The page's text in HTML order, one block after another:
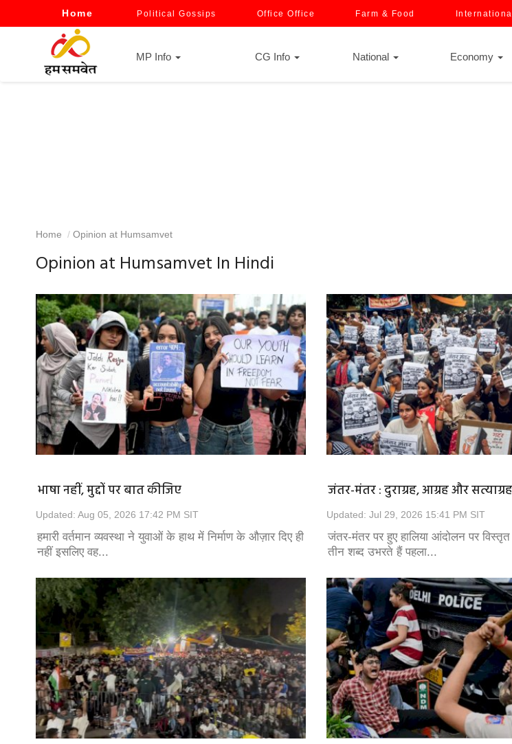
Home Political Gossips Office Office Farm & Food International
MP Info CG Info National Economy
Home Opinion at Humsamvet
Opinion at Humsamvet In Hindi
भाषा नहीं, मुद्दों पर बात कीजिए
Updated: Aug 05, 2026 17:42 PM SIT
हमारी वर्तमान व्यवस्था ने युवाओं के हाथ में निर्माण के औज़ार दिए ही
नहीं इसलिए वह...
जंतर-मंतर : दुराग्रह, आग्रह और सत्याग्रह
Updated: Jul 29, 2026 15:41 PM SIT
जंतर-मंतर पर हुए हालिया आंदोलन पर
तीन शब्द उभरते हैं पहला...